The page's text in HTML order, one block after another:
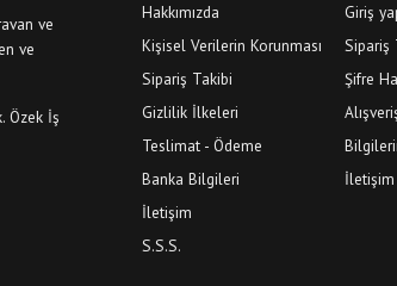
ve
ve
Özek İş
Hakkımızda
Kişisel Verilerin Korunması
Sipariş Takibi
Gizlilik İlkeleri
Teslimat - Ödeme
Banka Bilgileri
İletişim
S.S.S.
Giriş
Sipariş
Şifre